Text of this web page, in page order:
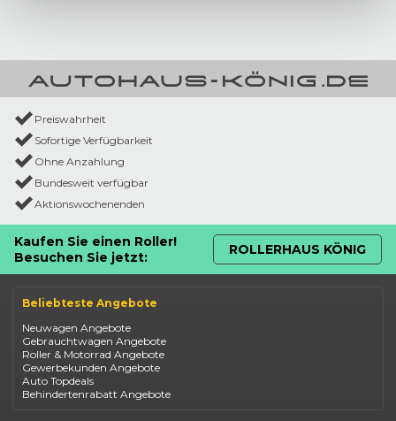
Preiswahrheit
Sofortige Verfügbarkeit
Ohne Anzahlung
Bundesweit verfügbar
Aktionswochenenden
Kaufen Sie einen Roller!
Besuchen Sie jetzt:
ROLLERHAUS KÖNIG
Beliebteste Angebote
Neuwagen Angebote
Gebrauchtwagen Angebote
Roller & Motorrad Angebote
Gewerbekunden Angebote
Auto Topdeals
Behindertenrabatt Angebote